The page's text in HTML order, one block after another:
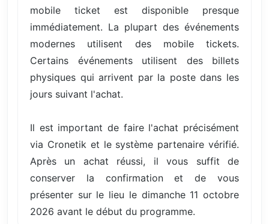
mobile ticket est disponible presque
immédiatement. La plupart des événements
modernes utilisent des mobile tickets.
Certains événements utilisent des billets
physiques qui arrivent par la poste dans les
jours suivant l'achat.
Il est important de faire l'achat précisément
via Cronetik et le système partenaire vérifié.
Après un achat réussi, il vous suffit de
conserver la confirmation et de vous
présenter sur le lieu le dimanche 11 octobre
2026 avant le début du programme.